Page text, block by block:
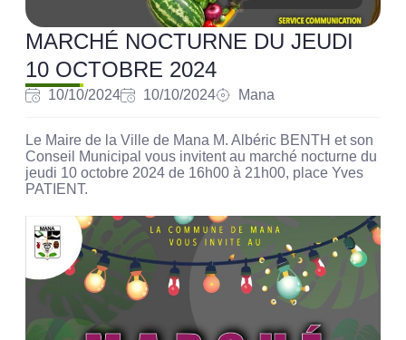
MARCHÉ NOCTURNE DU JEUDI
10 OCTOBRE 2024
10/10/2024 10/10/2024 Mana
Le Maire de la Ville de Mana M. Albéric BENTH et son
Conseil Municipal vous invitent au marché nocturne du
jeudi 10 octobre 2024 de 16h00 à 21h00, place Yves
PATIENT.